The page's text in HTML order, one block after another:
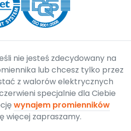
nie jesteś zdecydowany na
lub chcesz tylko przez
z walorów elektrycznych
specjalnie dla Ciebie
wynajem promienników
więcej zapraszamy.